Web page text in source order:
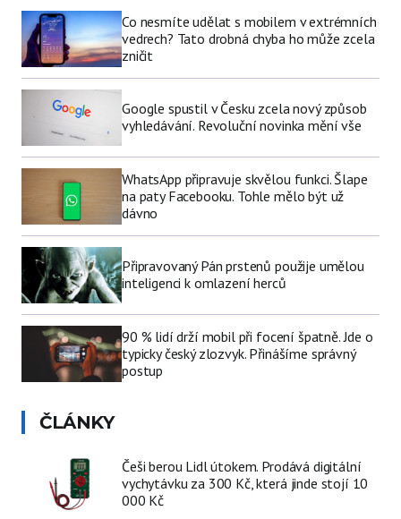
Co nesmíte udělat s mobilem v extrémních
vedrech? Tato drobná chyba ho může zcela
zničit
Google spustil v Česku zcela nový způsob
vyhledávání. Revoluční novinka mění vše
WhatsApp připravuje skvělou funkci. Šlape
na paty Facebooku. Tohle mělo být už
dávno
Připravovaný Pán prstenů použije umělou
inteligenci k omlazení herců
90 % lidí drží mobil při focení špatně. Jde o
typicky český zlozvyk. Přinášíme správný
postup
ČLÁNKY
Češi berou Lidl útokem. Prodává digitální
vychytávku za 300 Kč, která jinde stojí 10
000 Kč